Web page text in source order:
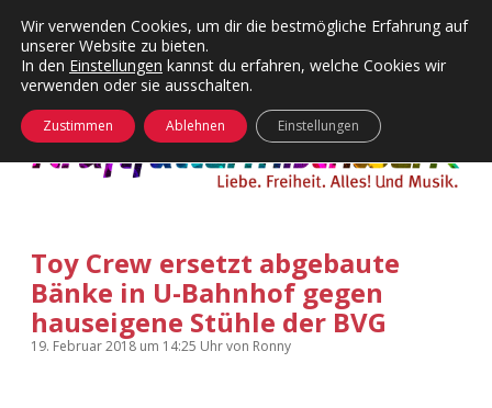
Kategorien
Menü
24 Hours Chilling
Die Wende
KFMW-Disco
kfmw.stuff
KFMW-Disco
Dates
Contact
Adventskalender Dropdown-
Menü
öffnen
Toy Crew ersetzt abgebaute
Bänke in U-Bahnhof gegen
hauseigene Stühle der BVG
19. Februar 2018 um 14:25 Uhrvon Ronny
Wir verwenden Cookies, um dir die bestmögliche Erfahrung auf
unserer Website zu bieten.
In den Einstellungen kannst du erfahren, welche Cookies wir
verwenden oder sie ausschalten.
Zustimmen Ablehnen Einstellungen